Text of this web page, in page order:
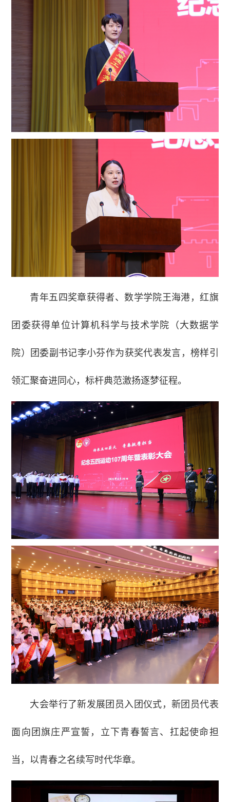
青年五四奖章获得者、数学学院王海港，红旗
团委获得单位计算机科学与技术学院（大数据学
院）团委副书记李小芬作为获奖代表发言，榜样引
领汇聚奋进同心，标杆典范激扬逐梦征程。
大会举行了新发展团员入团仪式，新团员代表
面向团旗庄严宣誓，立下青春誓言、扛起使命担
当，以青春之名续写时代华章。